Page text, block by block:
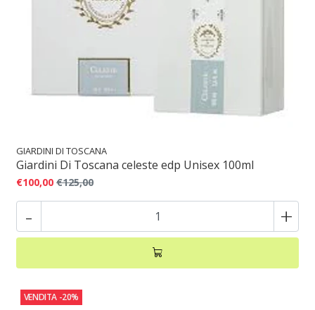
GIARDINI DI TOSCANA
Giardini Di Toscana celeste edp Unisex 100ml
€100,00 €125,00
- +
VENDITA -20%